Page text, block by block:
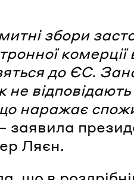
збори
комерції
до ЄС.
не
наражає
заявила
Ляєн.